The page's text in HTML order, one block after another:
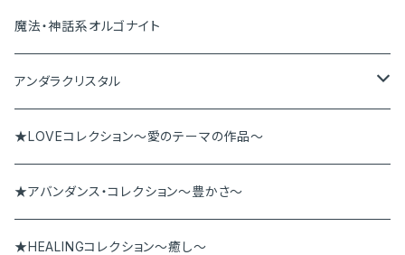
ピアス＆イヤリング
ブレスレット
ペンダント
その他
魔法・神話系オルゴナイト
アンダラクリスタル
アンダラペンダント
アンダラブレス
★LOVEコレクション～愛のテーマの作品～
★アバンダンス・コレクション～豊かさ～
★HEALINGコレクション～癒し～